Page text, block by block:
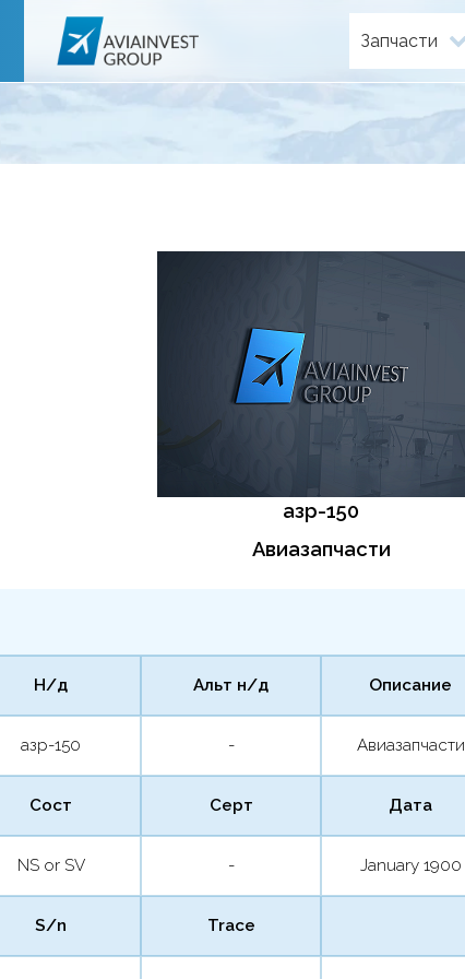
Запчасти
азр-150
Авиазапчасти
Н/д
азр-150
Альт н/д
-
Описание
Авиазапчасти
Сост
NS or SV
Серт
-
Дата
January 1900
S/n Trace